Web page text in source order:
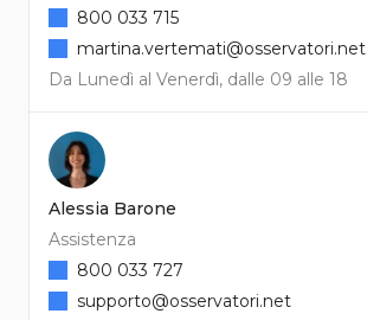
Da Lunedì al Venerdì, dalle 09 alle 18
800 033 715
martina.vertemati@osservatori.net
Alessia Barone
Assistenza
800 033 727
supporto@osservatori.net